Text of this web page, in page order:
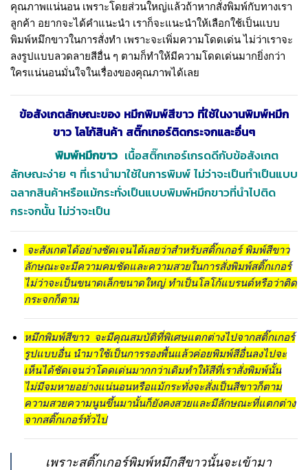
คุณภาพแน่นอน เพราะโดยส่วนใหญ่แล้วถ้าหากสั่งพิมพ์กับทางเรา
ลูกค้า อยากจะได้คำแนะนำ เราก็จะแนะนำให้เลือกใช้เป็นแบบ
พิมพ์หมึกขาวในการสั่งทำ เพราะจะเพิ่มความโดดเด่น ไม่ว่าเราจะ
ลงรูปแบบลวดลายสีอื่น ๆ ตามก็ทำให้มีความโดดเด่นมากยิ่งกว่า
ใครแน่นอนมั่นใจในเรื่องของคุณภาพได้เลย
ข้อสังเกตลักษณะของ หมึกพิมพ์สีขาว ที่ใช้ในงานพิมพ์หมึก
ขาว โลโก้สินค้า สติ๊กเกอร์ติดกระจกและอื่นๆ
พิมพ์หมึกขาว เนื้อสติ๊กเกอร์เกรดดีกับข้อสังเกต
ลักษณะง่าย ๆ ที่เรานำมาใช้ในการพิมพ์ ไม่ว่าจะเป็นทำเป็นแบบ
ฉลากสินค้าหรือแม้กระทั่งเป็นแบบพิมพ์หมึกขาวที่นำไปติด
กระจกนั้น ไม่ว่าจะเป็น
จะสังเกตได้อย่างชัดเจนได้เลยว่าสำหรับสติ๊กเกอร์ พิมพ์สีขาว
ลักษณะจะมีความคมชัดและความสวยในการสั่งพิมพ์สติ๊กเกอร์
ไม่ว่าจะเป็นขนาดเล็กขนาดใหญ่ ทำเป็นโลโก้แบรนด์หรือว่าติด
กระจกก็ตาม
หมึกพิมพ์สีขาวจะมีคุณสมบัติที่พิเศษแตกต่างไปจากสติ๊กเกอร์
รูปแบบอื่น นำมาใช้เป็นการรองพื้นแล้วค่อยพิมพ์สีอื่นลงไปจะ
เห็นได้ชัดเจนว่าโดดเด่นมากกว่าเดิมทำให้สีที่เราสั่งพิมพ์นั้น
ไม่มีจมหายอย่างแน่นอนหรือแม้กระทั่งจะสั่งเป็นสีขาวก็ตาม
ความสวยความนูนขึ้นมานั้นก็ยังคงสวยและมีลักษณะที่แตกต่าง
จากสติ๊กเกอร์ทั่วไป
เพราะสติ๊กเกอร์พิมพ์หมึกสีขาวนั้นจะเข้ามา